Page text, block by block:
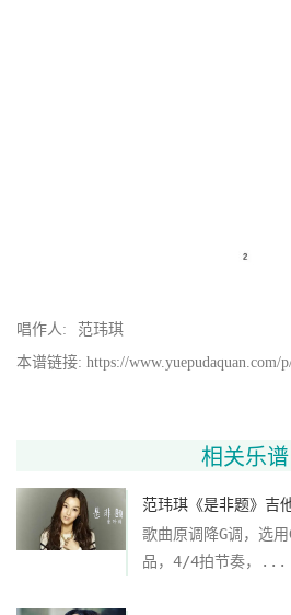
唱作人:
范玮琪
本谱链接: https://www.yuepudaquan.com/
相关乐谱
范玮琪《是非题》吉
歌曲原调降G调，选
品，4/4拍节奏，...